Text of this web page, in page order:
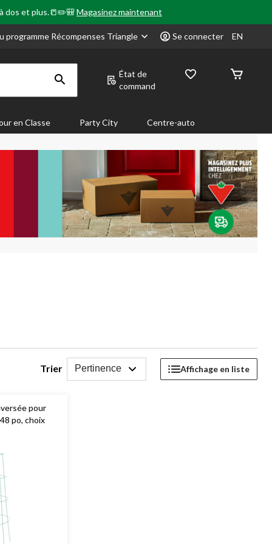
dos et plus.📒✏️🎒Magasinez maintenant
programme Récompenses Triangle Se connecter EN
État de
command
en Classe Party City Centre-auto
Trier Pertinence Affichage en liste
pour
po, choix